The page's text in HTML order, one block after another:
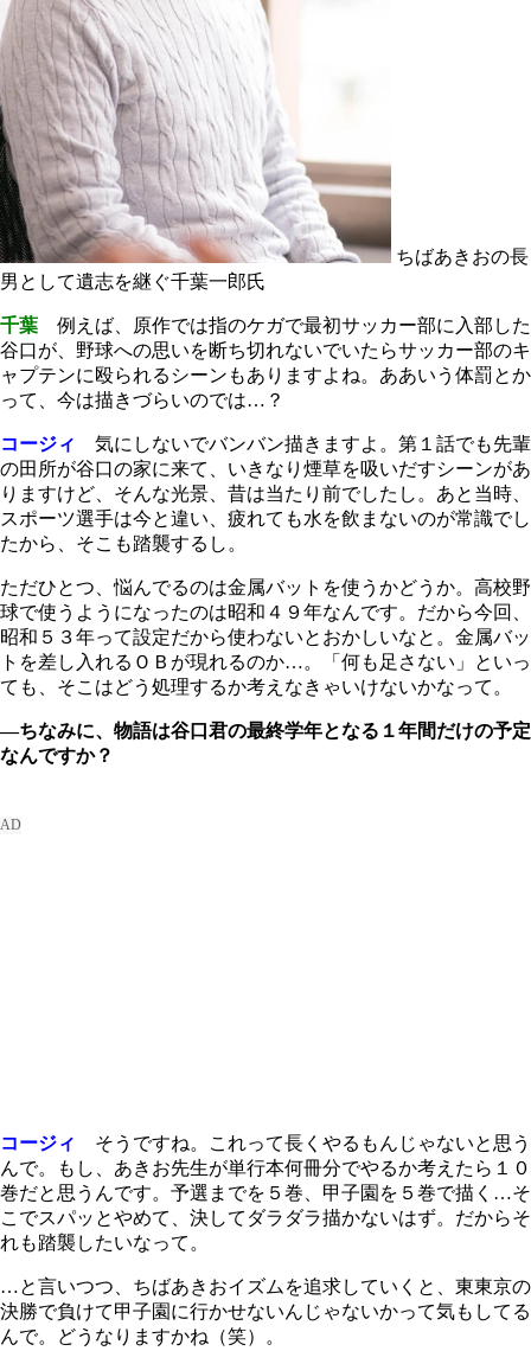
ちばあきおの長
男として遺志を継ぐ千葉一郎氏
千葉 例えば、原作では指のケガで最初サッカー部に入部した
谷口が、野球への思いを断ち切れないでいたらサッカー部のキ
ャプテンに殴られるシーンもありますよね。ああいう体罰とか
って、今は描きづらいのでは…？
コージィ
気にしないでバンバン描きますよ。第１話でも先輩
の田所が谷口の家に来て、いきなり煙草を吸いだすシーンがあ
りますけど、そんな光景、昔は当たり前でしたし。あと当時、
スポーツ選手は今と違い、疲れても水を飲まないのが常識でし
たから、そこも踏襲するし。
ただひとつ、悩んでるのは金属バットを使うかどうか。高校野
球で使うようになったのは昭和４９年なんです。だから今回、
昭和５３年って設定だから使わないとおかしいなと。金属バッ
トを差し入れるＯＢが現れるのか…。「何も足さない」といっ
ても、そこはどう処理するか考えなきゃいけないかなって。
―ちなみに、物語は谷口君の最終学年となる１年間だけの予定
なんですか？
コージィ
そうですね。これって長くやるもんじゃないと思う
んで。もし、あきお先生が単行本何冊分でやるか考えたら１０
巻だと思うんです。予選までを５巻、甲子園を５巻で描く…そ
こでスパッとやめて、決してダラダラ描かないはず。だからそ
れも踏襲したいなって。
…と言いつつ、ちばあきおイズムを追求していくと、東東京の
決勝で負けて甲子園に行かせないんじゃないかって気もしてる
んで。どうなりますかね（笑）。